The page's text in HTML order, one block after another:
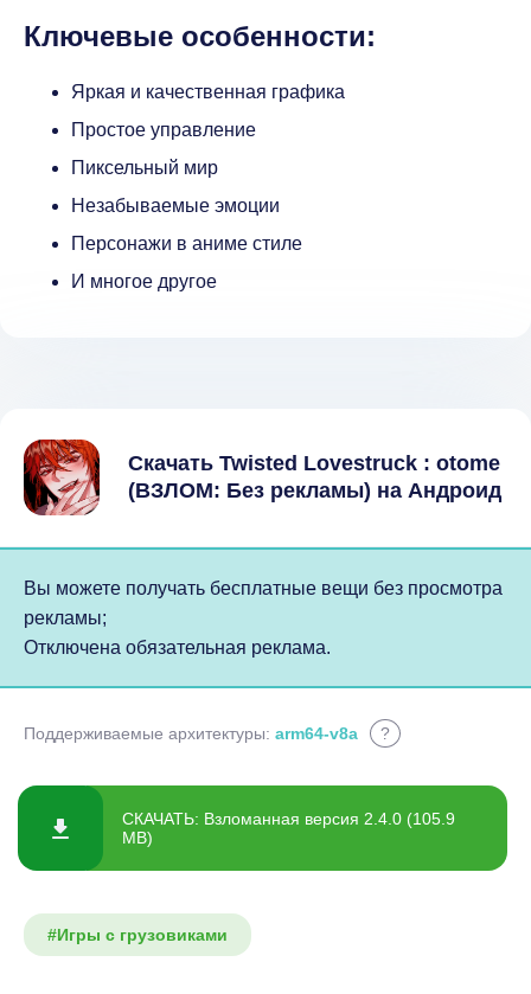
Ключевые особенности:
Яркая и качественная графика
Простое управление
Пиксельный мир
Незабываемые эмоции
Персонажи в аниме стиле
И многое другое
Скачать Twisted Lovestruck : otome
(ВЗЛОМ: Без рекламы) на Андроид
Вы можете получать бесплатные вещи без просмотра
рекламы;
Отключена обязательная реклама.
Поддерживаемые архитектуры: arm64-v8a ?
СКАЧАТЬ: Взломанная версия 2.4.0 (105.9
MB)
#Игры с грузовиками